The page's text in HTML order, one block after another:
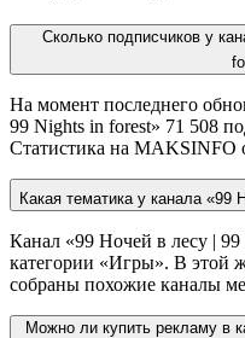
Сколько подписчиков у
На момент последнего
99 Nights in forest» 71 508
Статистика на MAKSINFO
Какая тематика у канала
Канал «99 Ночей в лесу |
категории «Игры». В этой
собраны похожие каналы
Можно ли купить рекламу в